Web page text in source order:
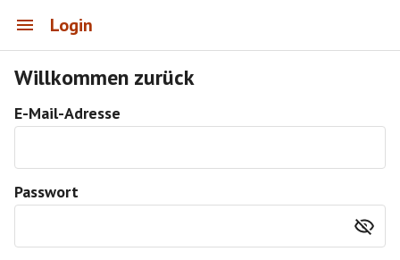
Login
Willkommen zurück
E-Mail-Adresse
Passwort